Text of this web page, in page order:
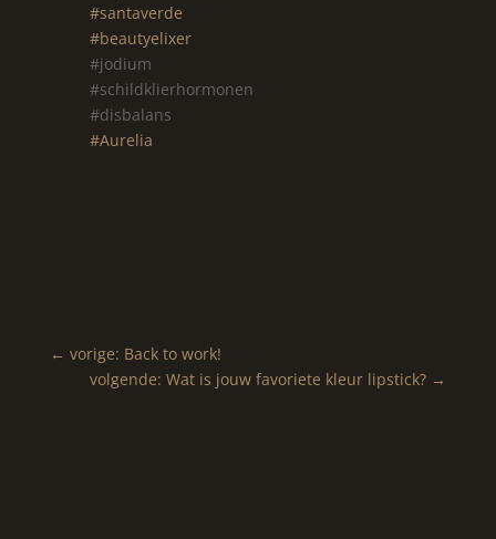
#santaverde
#beautyelixer
#jodium
#schildklierhormonen
#disbalans
#Aurelia
← vorige: Back to work!
volgende: Wat is jouw favoriete kleur lipstick? →